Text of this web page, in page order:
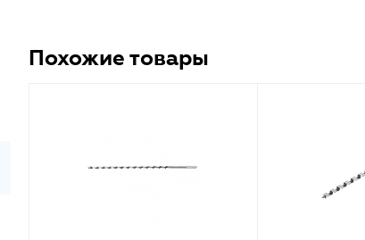
Похожие товары